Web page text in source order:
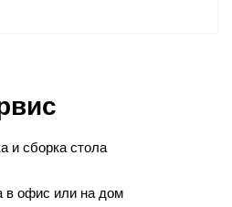
и сборка стола
в офис или на дом